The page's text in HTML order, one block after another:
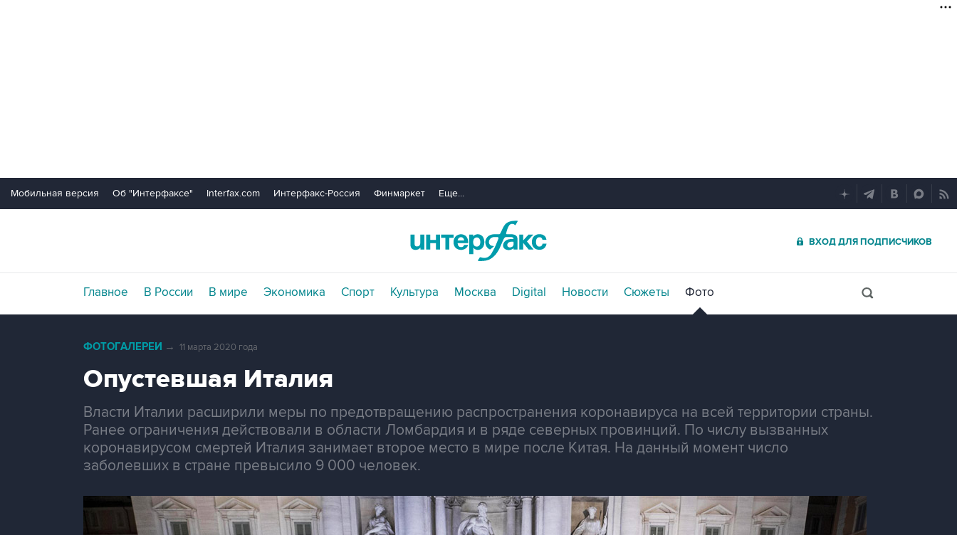
Мобильная версия Об "Интерфаксе" Interfax.com Интерфакс-Россия Финмаркет Еще...
ВХОД ДЛЯ ПОДПИСЧИКОВ
Главное В России В мире Экономика Спорт Культура Москва Digital Новости Сюжеты Фото
ФОТОГАЛЕРЕИ → 11 марта 2020 года
Опустевшая Италия
Власти Италии расширили меры по предотвращению распространения коронавируса на всей территории страны.
Ранее ограничения действовали в области Ломбардия и в ряде северных провинций. По числу вызванных
коронавирусом смертей Италия занимает второе место в мире после Китая. На данный момент число
заболевших в стране превысило 9 000 человек.